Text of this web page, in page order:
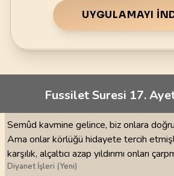
UYGULAMAYI
Fussilet Suresi 17.
Semûd kavmine gelince, biz onlara
Ama onlar körlüğü hidayete tercih
karşılık, alçaltıcı azap yıldırımı onları
Diyanet İşleri (Yeni)